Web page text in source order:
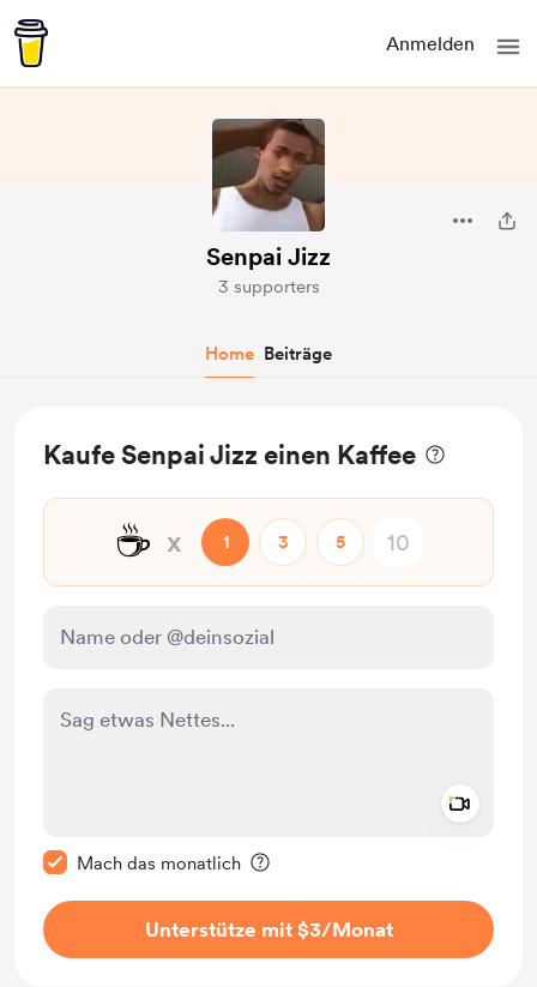
Anmelden
Senpai Jizz
3 supporters
Home Beiträge
Kaufe Senpai Jizz einen Kaffee
☕ x 1 3 5
Mach das monatlich
Unterstütze mit $3/Monat